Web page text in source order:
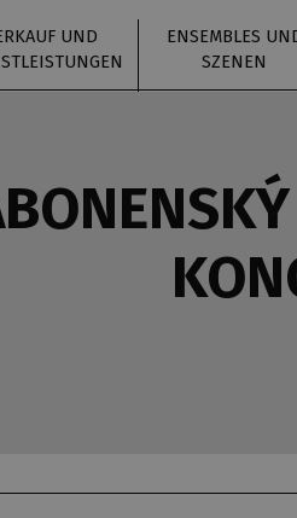
UND
ENSEMBLES
SZENEN